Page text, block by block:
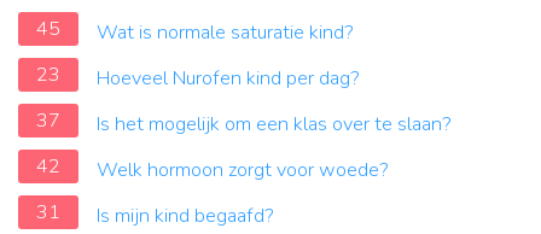
45
Wat is normale saturatie kind?
23
Hoeveel Nurofen kind per dag?
37
Is het mogelijk om een klas over te slaan?
42
Welk hormoon zorgt voor woede?
31
Is mijn kind begaafd?